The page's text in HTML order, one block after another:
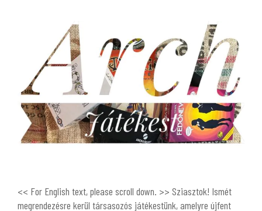
<< For English text, please scroll down. >> Sziasztok! Ismét
megrendezésre kerül társasozós játékestünk, amelyre újfent